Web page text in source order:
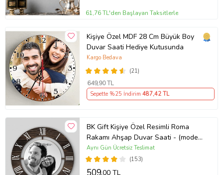
61,76 TL'den Başlayan Taksitlerle
Kişiye Özel MDF 28 Cm Büyük Boy
Duvar Saati Hediye Kutusunda
(21)
Kargo Bedava
649,90 TL
Sepette %25 İndirim 487,42 TL
BK Gift Kişiye Özel Resimli Roma
Rakamı Ahşap Duvar Saati - (model
A5)
(153)
Aynı Gün Ücretsiz Teslimat
,00 TL